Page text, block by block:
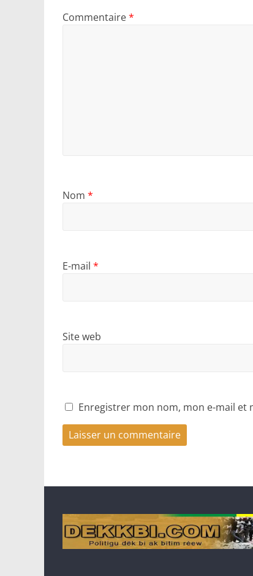
Commentaire*
Nom *
E-mail *
Site web
Enregistrer mon nom, mon e-mail